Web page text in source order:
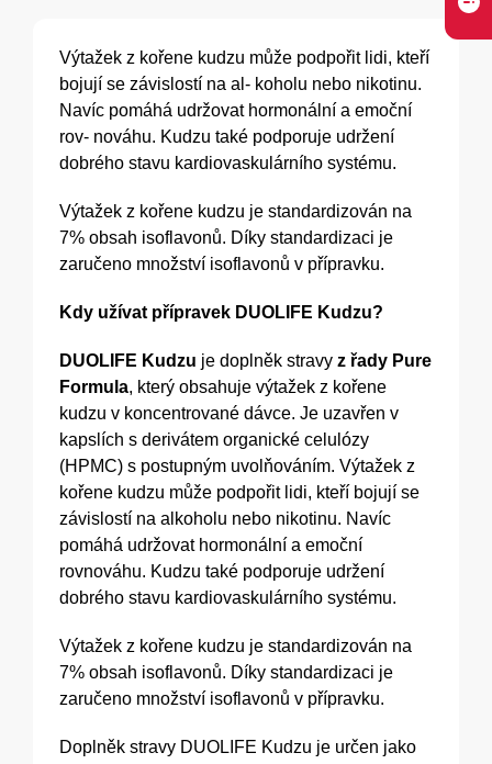
Výtažek z kořene kudzu může podpořit lidi, kteří
bojují se závislostí na al- koholu nebo nikotinu.
Navíc pomáhá udržovat hormonální a emoční
rov- nováhu. Kudzu také podporuje udržení
dobrého stavu kardiovaskulárního systému.
Výtažek z kořene kudzu je standardizován na
7% obsah isoflavonů. Díky standardizaci je
zaručeno množství isoflavonů v přípravku.
Kdy užívat přípravek DUOLIFE Kudzu?
DUOLIFE Kudzu je doplněk stravy z řady Pure
Formula, který obsahuje výtažek z kořene
kudzu v koncentrované dávce. Je uzavřen v
kapslích s derivátem organické celulózy
(HPMC) s postupným uvolňováním. Výtažek z
kořene kudzu může podpořit lidi, kteří bojují se
závislostí na alkoholu nebo nikotinu. Navíc
pomáhá udržovat hormonální a emoční
rovnováhu. Kudzu také podporuje udržení
dobrého stavu kardiovaskulárního systému.
Výtažek z kořene kudzu je standardizován na
7% obsah isoflavonů. Díky standardizaci je
zaručeno množství isoflavonů v přípravku.
Doplněk stravy DUOLIFE Kudzu je určen jako